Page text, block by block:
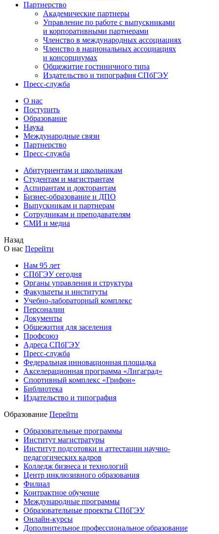
Партнерство
Академические партнеры
Управление по работе с выпускниками
и корпоративными партнерами
Членство в международных ассоциациях
Членство в национальных ассоциациях
и консорциумах
Общежитие гостиничного типа
Издательство и типография СПбГЭУ
Пресс-служба
О нас
Поступить
Образование
Наука
Международные связи
Партнерство
Пресс-служба
Абитуриентам и школьникам
Студентам и магистрантам
Аспирантам и докторантам
Бизнес-образование и ДПО
Выпускникам и партнерам
Сотрудникам и преподавателям
СМИ и медиа
Назад
О нас Перейти
Нам 95 лет
СПбГЭУ сегодня
Органы управления и структура
Факультеты и институты
Учебно-лабораторный комплекс
Персоналии
Документы
Общежития для заселения
Профсоюз
Адреса СПбГЭУ
Пресс-служба
Федеральная инновационная площадка
Акселерационная программа «Лигаград»­­
Спортивный комплекс «Грифон»
Библиотека
Издательство и типография
Образование Перейти
Образовательные программы
Институт магистратуры
Институт подготовки и аттестации научно-
педагогических кадров
Колледж бизнеса и технологий
Центр инклюзивного образования
Филиал
Контрактное обучение
Международные программы
Образовательные проекты СПбГЭУ
Онлайн-курсы
Дополнительное профессиональное образование